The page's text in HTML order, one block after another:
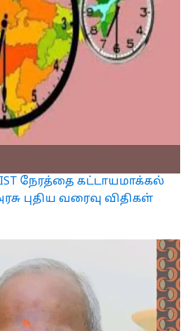
நேரத்தை கட்டாயமாக்கல்
புதிய வரைவு விதிகள்